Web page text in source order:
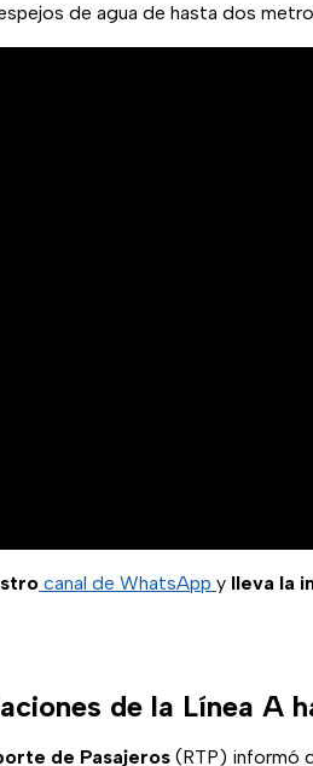
de agua de hasta dos
canal de WhatsApp y lleva la
de la Línea A
de Pasajeros (RTP) informó